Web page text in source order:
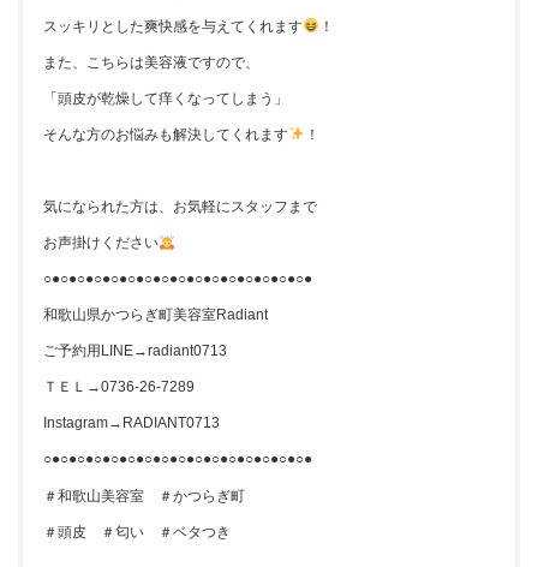
スッキリとした爽快感を与えてくれます ！
また、こちらは美容液ですので、
「頭皮が乾燥して痒くなってしまう」
そんな方のお悩みも解決してくれます ！
気になられた方は、お気軽にスタッフまで
お声掛けください
○●○●○●○●○●○●○●○●○●○●○●○●○●○●○●○●
和歌山県かつらぎ町美容室Radiant
ご予約用LINE→radiant0713
ＴＥＬ→0736-26-7289
Instagram→RADIANT0713
○●○●○●○●○●○●○●○●○●○●○●○●○●○●○●○●
＃和歌山美容室 ＃かつらぎ町
＃頭皮 ＃匂い ＃ベタつき